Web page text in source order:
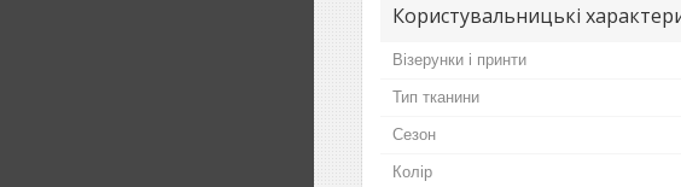
Користувальницькі
Візерунки і принти
Тип тканини
Сезон
Колір